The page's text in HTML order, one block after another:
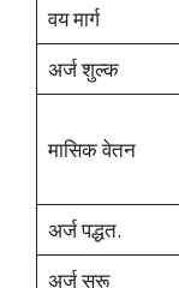
वय मार्ग
अर्ज शुल्क
मासिक वेतन
अर्ज पद्धत.
अर्ज सुरू